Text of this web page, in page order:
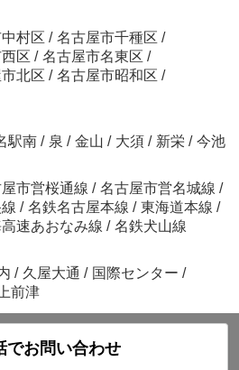
村区 / 名古屋市千種区 /
区 / 名古屋市名東区 /
北区 / 名古屋市昭和区 /
駅南 / 泉 / 金山 / 大須 / 新栄 / 今池
市営桜通線 / 名古屋市営名城線 /
/ 名鉄名古屋本線 / 東海道本線 /
速あおなみ線 / 名鉄犬山線
/ 久屋大通 / 国際センター /
上前津
でお問い合わせ